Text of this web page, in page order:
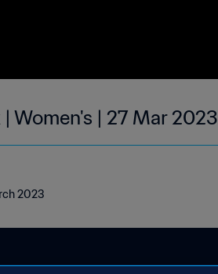
Women's | 27 Mar 2023
2023